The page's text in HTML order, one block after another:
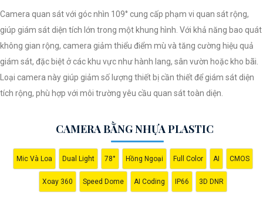
hiệu quả. Đến với chúng tôi, quý khách sẽ được tư vấn kỹ lưỡng và lựa
chọn giải pháp an ninh tốt nhất cho gia đình, cửa hàng hoặc doanh
nghiệp của mình. Hãy để chúng tôi giúp bạn bảo vệ mọi khoảnh khắc
quan trọng."
Camera quan sát với góc nhìn 109° cung cấp phạm vi quan sát rộng,
giúp giám sát diện tích lớn trong một khung hình. Với khả năng bao quát
không gian rộng, camera giảm thiểu điểm mù và tăng cường hiệu quả
giám sát, đặc biệt ở các khu vực như hành lang, sân vườn hoặc kho bãi.
Loại camera này giúp giảm số lượng thiết bị cần thiết để giám sát diện
tích rộng, phù hợp với môi trường yêu cầu quan sát toàn diện.
CAMERA BẰNG NHỰA PLASTIC
Mic Và Loa Dual Light 78° Hồng Ngoại Full Color AI CMOS
Xoay 360 Speed Dome AI Coding IP66 3D DNR